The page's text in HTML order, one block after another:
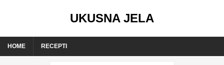
UKUSNA JELA
HOME RECEPTI